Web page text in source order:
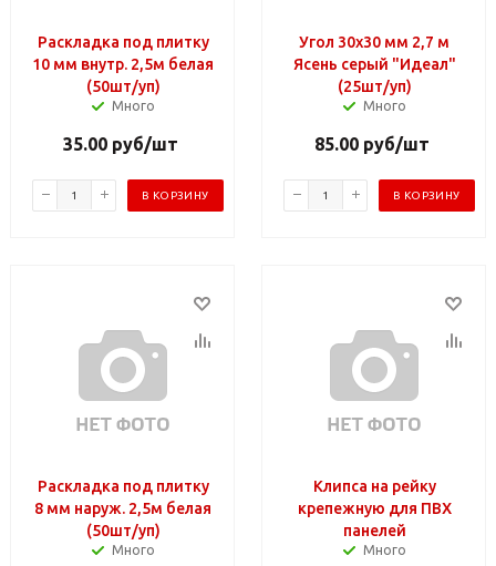
Раскладка под плитку
10 мм внутр. 2,5м белая
(50шт/уп)
Много
35.00 руб/шт
В КОРЗИНУ
Угол 30х30 мм 2,7 м
Ясень серый "Идеал"
(25шт/уп)
Много
85.00 руб/шт
В КОРЗИНУ
Раскладка под плитку
8 мм наруж. 2,5м белая
(50шт/уп)
Много
Клипса на рейку
крепежную для ПВХ
панелей
Много